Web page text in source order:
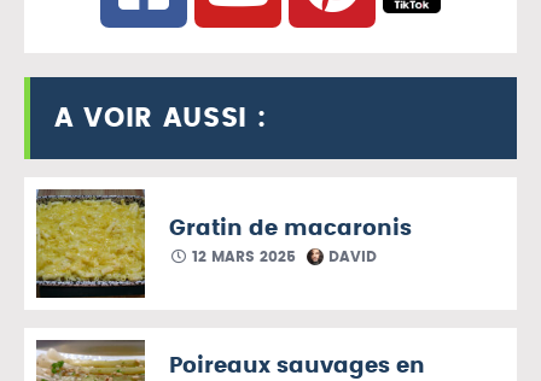
A VOIR AUSSI :
Gratin de macaronis
12 MARS 2025 DAVID
Poireaux sauvages en